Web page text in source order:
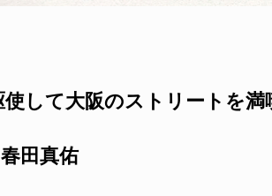
して大阪のストリートを満
田真佑